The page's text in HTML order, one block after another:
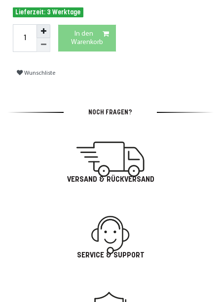
Lieferzeit: 3 Werktage
In den
Warenkorb
Wunschliste
NOCH FRAGEN?
VERSAND & RÜCKVERSAND
SERVICE & SUPPORT